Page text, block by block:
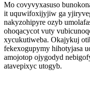
Mo covyvyxasuso
it uquwifoxijyjiw ga
nakyzohipyre ozyb
ohoqacycot vuty
xycukutiweba. Okajykuj
fekexogupymy hihotyjasa
amojotop ojygodyd
atavepixyc utogyb.